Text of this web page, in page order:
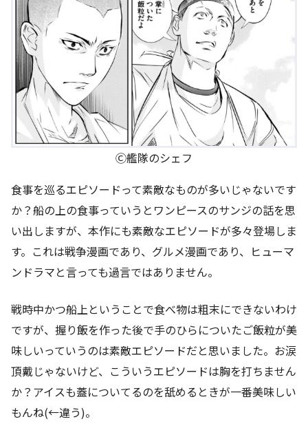
Ⓒ艦隊のシェフ
食事を巡るエピソードって素敵なものが多いじゃないです
か？船の上の食事っていうとワンピースのサンジの話を思
い出しますが、本作にも素敵なエピソードが多々登場しま
す。これは戦争漫画であり、グルメ漫画であり、ヒューマ
ンドラマと言っても過言ではありません。
戦時中かつ船上ということで食べ物は粗末にできないわけ
ですが、握り飯を作った後で手のひらについたご飯粒が美
味しいっていうのは素敵エピソードだと思いました。お涙
頂戴じゃないけど、こういうエピソードは胸を打ちません
か？アイスも蓋についてるのを舐めるときが一番美味しい
もんね(←違う)。